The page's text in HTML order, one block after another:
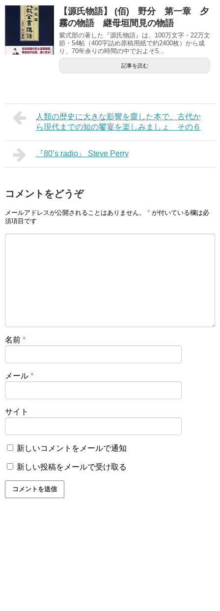
【源氏物語】 (佰) 野分 第一章 夕
霧の物語 継母垣間見の物語
紫式部の著した『源氏物語』は、100万文字・22万文
節・54帖（400字詰め原稿用紙で約2400枚）から成
り、70年余りの時間の中でおよそ5...
記事を読む
人類の歴史に大きな影響を齎した本で、古代か
ら現代までの知の饗宴を楽しみましょ その６
『80’s radio』 Steve Perry
コメントをどうぞ
メールアドレスが公開されることはありません。 * が付いている欄は必
須項目です
名前 *
メール *
サイト
新しいコメントをメールで通知
新しい投稿をメールで受け取る